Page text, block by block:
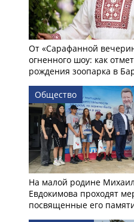
От «Сарафанной
огненного шоу: как
рождения зоопарка в
Общество
На малой родине
Евдокимова проходят
посвященные его